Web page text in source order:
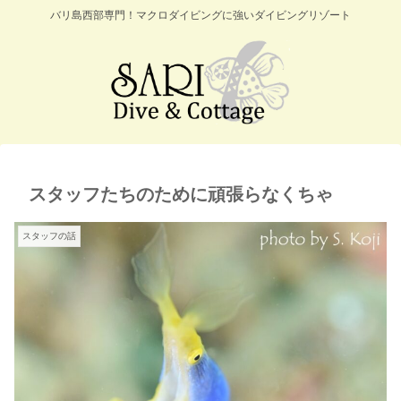
バリ島西部専門！マクロダイビングに強いダイビングリゾート
スタッフたちのために頑張らなくちゃ
スタッフの話